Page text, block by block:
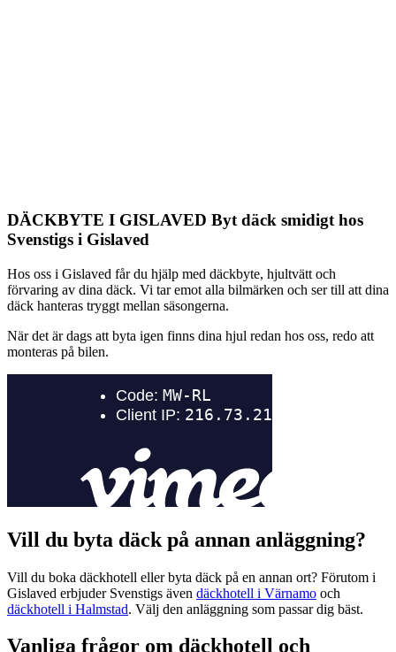
DÄCKBYTE I GISLAVED Byt däck smidigt hos
Svenstigs i Gislaved
Hos oss i Gislaved får du hjälp med däckbyte, hjultvätt och
förvaring av dina däck. Vi tar emot alla bilmärken och ser till att dina
däck hanteras tryggt mellan säsongerna.
När det är dags att byta igen finns dina hjul redan hos oss, redo att
monteras på bilen.
Vill du byta däck på annan anläggning?
Vill du boka däckhotell eller byta däck på en annan ort? Förutom i
Gislaved erbjuder Svenstigs även däckhotell i Värnamo och
däckhotell i Halmstad. Välj den anläggning som passar dig bäst.
Vanliga frågor om däckhotell och